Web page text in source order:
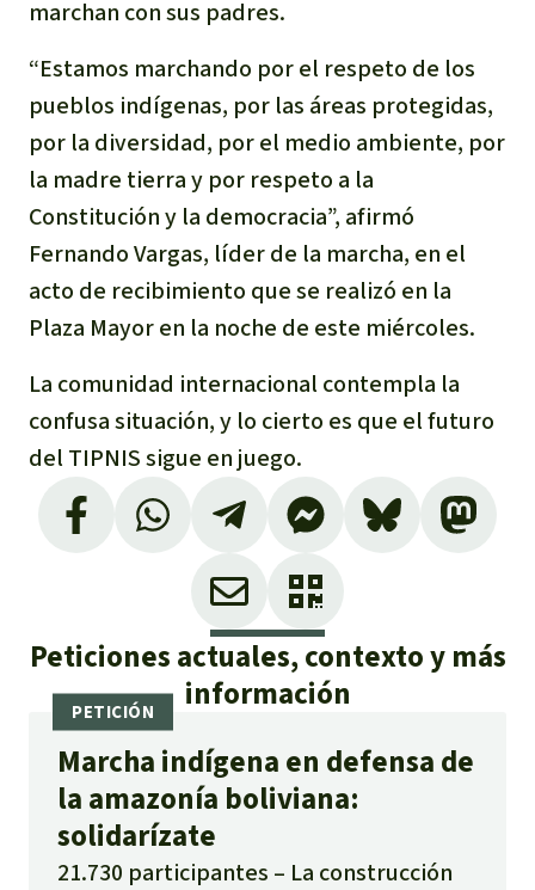
marchan con sus padres.
“Estamos marchando por el respeto de los
pueblos indígenas, por las áreas protegidas,
por la diversidad, por el medio ambiente, por
la madre tierra y por respeto a la
Constitución y la democracia”, afirmó
Fernando Vargas, líder de la marcha, en el
acto de recibimiento que se realizó en la
Plaza Mayor en la noche de este miércoles.
La comunidad internacional contempla la
confusa situación, y lo cierto es que el futuro
del TIPNIS sigue en juego.
Peticiones actuales, contexto y más
información
Marcha indígena en defensa de
la amazonía boliviana:
solidarízate
21.730 participantes
La construcción